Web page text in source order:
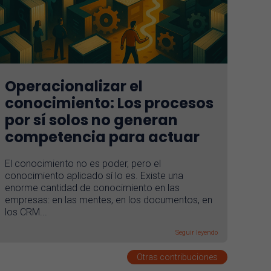
Operacionalizar el
conocimiento: Los procesos
por sí solos no generan
competencia para actuar
El conocimiento no es poder, pero el
conocimiento aplicado sí lo es. Existe una
enorme cantidad de conocimiento en las
empresas: en las mentes, en los documentos, en
los CRM...
Seguir leyendo
Otras contribuciones